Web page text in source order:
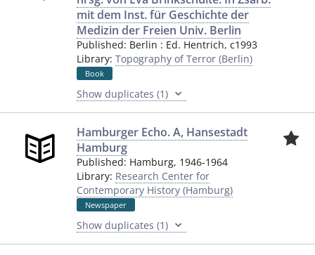
mit dem Inst. für Geschichte der
Medizin der Freien Univ. Berlin
Published: Berlin : Ed. Hentrich, c1993
Library: Topography of Terror (Berlin)
Book
Show duplicates (1)
Hamburger Echo. A, Hansestadt
Hamburg
Published: Hamburg, 1946-1964
Library: Research Center for
Contemporary History (Hamburg)
Newspaper
Show duplicates (1)